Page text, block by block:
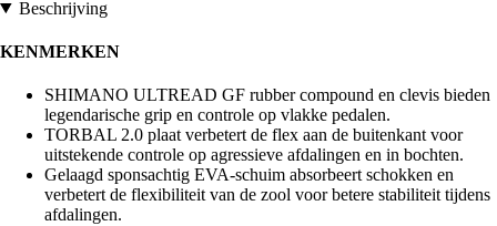
Beschrijving
KENMERKEN
SHIMANO ULTREAD GF rubber compound en clevis bieden
legendarische grip en controle op vlakke pedalen.
TORBAL 2.0 plaat verbetert de flex aan de buitenkant voor
uitstekende controle op agressieve afdalingen en in bochten.
Gelaagd sponsachtig EVA-schuim absorbeert schokken en
verbetert de flexibiliteit van de zool voor betere stabiliteit tijdens
afdalingen.